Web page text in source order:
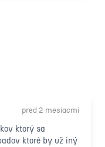
pred 2 mesiacmi
ktorý sa
ktoré by už iný